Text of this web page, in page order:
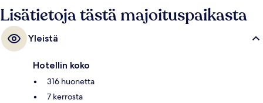
Lisätietoja tästä majoituspaikasta
Yleistä
Hotellin koko
316 huonetta
7 kerrosta